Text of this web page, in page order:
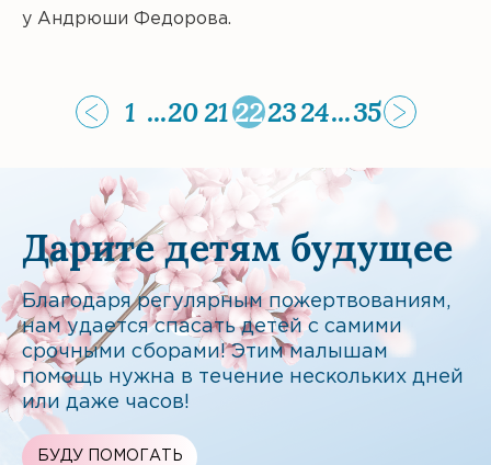
у Андрюши Федорова.
1 ...2021222324...35
Дарите детям будущее
Благодаря регулярным пожертвованиям,
нам удается спасать детей с самими
срочными сборами! Этим малышам
помощь нужна в течение нескольких дней
или даже часов!
БУДУ ПОМОГАТЬ